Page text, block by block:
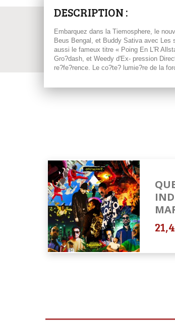
DESCRIPTION :
Embarquez dans la Tiemosphere, le
Beus Bengal, et Buddy Sativa avec
aussi le fameux titre « Poing En L'R
Gro?dash, et Weedy d'Ex- pression
re?fe?rence. Le co?te? lumie?re de la